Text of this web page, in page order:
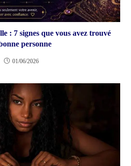
: 7 signes que vous avez trouvé
personne
01/06/2026